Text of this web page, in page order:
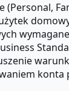
(Personal,
konta